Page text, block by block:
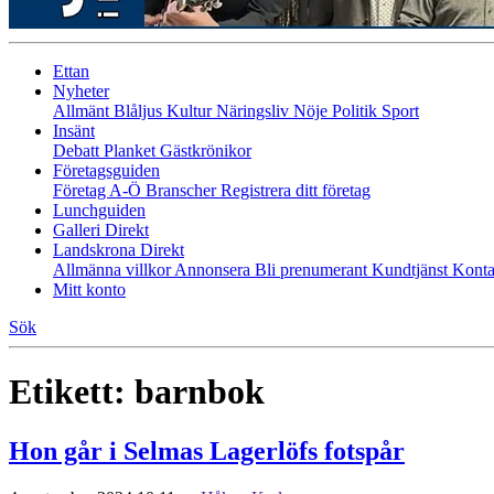
Ettan
Nyheter
Allmänt Blåljus KulturNäringsliv Nöje Politik Sport
Insänt
Debatt Planket Gästkrönikor
Företagsguiden
Företag A-Ö BranscherRegistrera ditt företag
Lunchguiden
Galleri Direkt
Landskrona Direkt
Allmänna villkorAnnonsera Bli prenumerant Kundtjänst
Mitt konto
Sök
Etikett: barnbok
Hon går i Selmas Lagerlöfs fotspår